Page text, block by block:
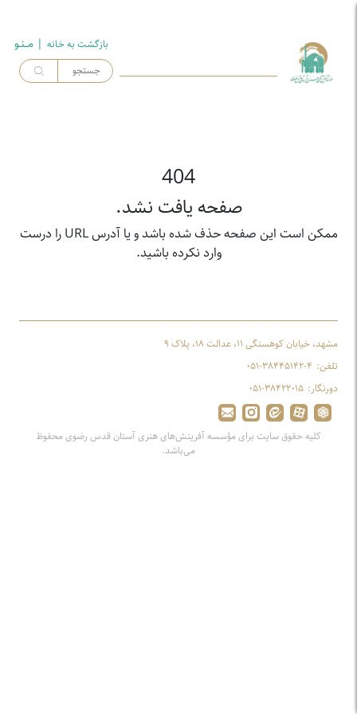
بازگشت به خـانه | مــنـو
404
صفحه یافت نشد.
ممکن است این صفحه حذف شده باشد و یا آدرس URL را درست
وارد نکرده باشید.
مشهد، خیابان کوهسنگی ۱۱، عدالت ۱۸، پلاک ۹
تلفن: ۰۵۱-۳۸۴۴۵۱۴۲-۴
دورنگار: ۰۵۱-۳۸۴۲۲۰۱۵
کلیه حقوق سایت برای مؤسسه آفرینش‌های هنری آستان قدس رضوی محفوظ
می‌باشد.